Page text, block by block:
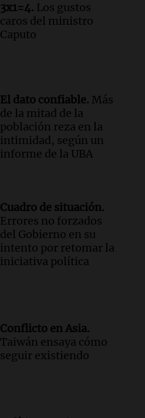
3x1=4. Los gustos
caros del ministro
Caputo
El dato confiable. Más
de la mitad de la
población reza en la
intimidad, según un
informe de la UBA
Cuadro de situación.
Errores no forzados
del Gobierno en su
intento por retomar la
iniciativa política
Conflicto en Asia.
Taiwán ensaya cómo
seguir existiendo